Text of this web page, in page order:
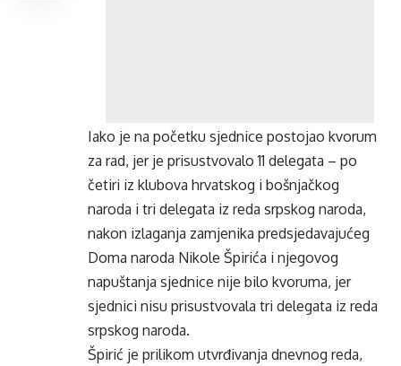
Iako je na početku sjednice postojao kvorum
za rad, jer je prisustvovalo 11 delegata – po
četiri iz klubova hrvatskog i bošnjačkog
naroda i tri delegata iz reda srpskog naroda,
nakon izlaganja zamjenika predsjedavajućeg
Doma naroda Nikole Špirića i njegovog
napuštanja sjednice nije bilo kvoruma, jer
sjednici nisu prisustvovala tri delegata iz reda
srpskog naroda.
Špirić je prilikom utvrđivanja dnevnog reda,